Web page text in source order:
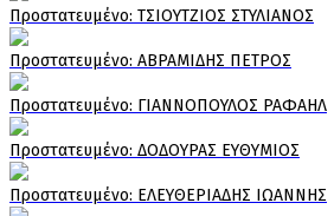
Πρoστατευμένο: ΤΣΙΟΥΤΖΙΟΣ ΣΤΥΛΙΑΝΟΣ
Πρoστατευμένο: ΑΒΡΑΜΙΔΗΣ ΠΕΤΡΟΣ
Πρoστατευμένο: ΓΙΑΝΝΟΠΟΥΛΟΣ ΡΑΦΑΗΛ
Πρoστατευμένο: ΔΟΔΟΥΡΑΣ ΕΥΘΥΜΙΟΣ
Πρoστατευμένο: ΕΛΕΥΘΕΡΙΑΔΗΣ ΙΩΑΝΝΗΣ